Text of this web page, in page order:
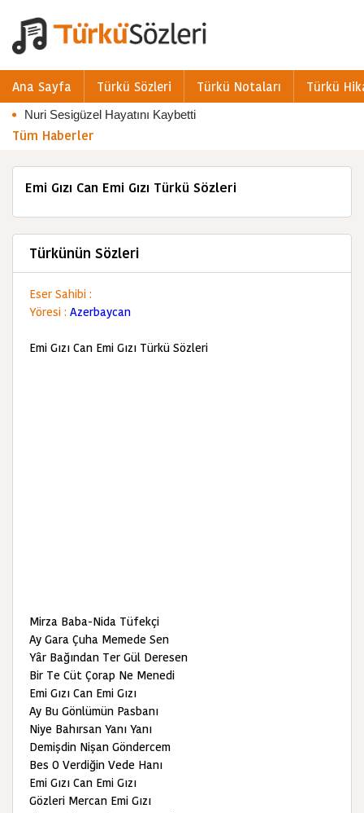
Ana Sayfa Türkü Sözleri Türkü Notaları Türkü
Nuri Sesigüzel Hayatını Kaybetti
Tüm Haberler
Emi Gızı Can Emi Gızı Türkü Sözleri
Türkünün Sözleri
Eser Sahibi :
Yöresi : Azerbaycan
Emi Gızı Can Emi Gızı Türkü Sözleri
Mirza Baba-Nida Tüfekçi
Ay Gara Çuha Memede Sen
Yâr Bağından Ter Gül Deresen
Bir Te Cüt Çorap Ne Menedi
Emi Gızı Can Emi Gızı
Ay Bu Gönlümün Pasbanı
Niye Bahırsan Yanı Yanı
Demişdin Nişan Göndercem
Bes O Verdiğin Vede Hanı
Emi Gızı Can Emi Gızı
Gözleri Mercan Emi Gızı